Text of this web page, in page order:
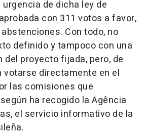
de dicha ley de
con 311 votos a favor,
Con todo, no
definido y tampoco con una
proyecto fijada, pero, de
votarse directamente en el
las comisiones que
ha recogido la Agência
el servicio informativo de la